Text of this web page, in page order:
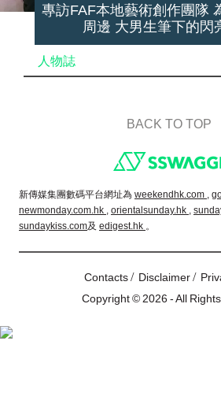
專訪FAF本地藝術創作團隊
周邊 大男生筆下的閃
人物誌
BACK TO TOP
新傳媒集團數碼平台網址為 weekendhk.com ,
newmonday.com.hk , orientalsunday.hk ,
sundaykiss.com及 edigest.hk 。
Contacts/ Disclaimer/
Copyright © 2026 - All